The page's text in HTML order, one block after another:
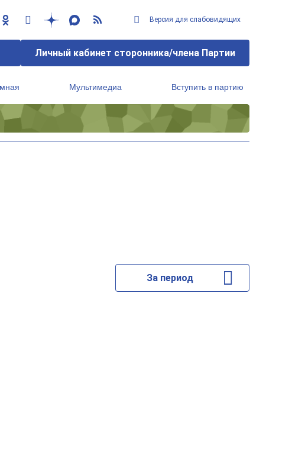
Версия для слабовидящих
Личный кабинет сторонника/члена Партии
Мультимедиа Вступить в партию
За период